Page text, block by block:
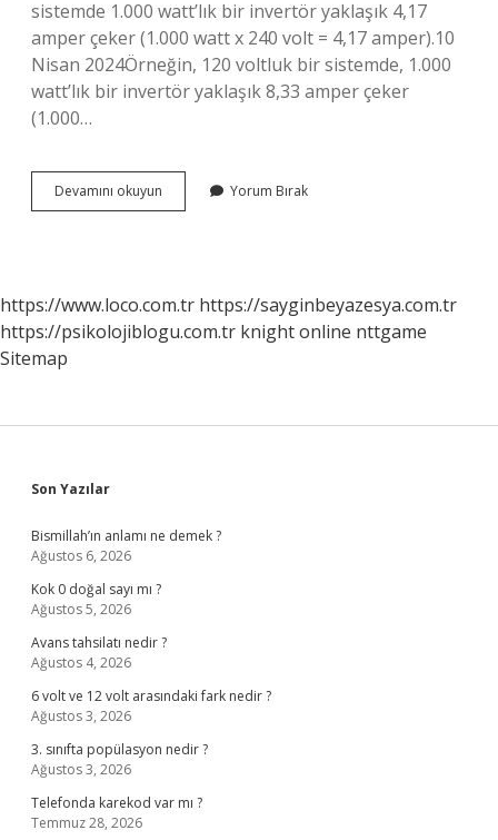
sistemde 1.000 watt’lık bir invertör yaklaşık 4,17
amper çeker (1.000 watt x 240 volt = 4,17 amper).10
Nisan 2024Örneğin, 120 voltluk bir sistemde, 1.000
watt’lık bir invertör yaklaşık 8,33 amper çeker
(1.000…
Devamını okuyun
Watt
Yorum Bırak
https://www.loco.com.tr https://sayginbeyazesya.com.tr
https://psikolojiblogu.com.tr knight online nttgame
Sitemap
Sidebar
Son Yazılar
Bismillah’ın anlamı ne demek ?
Ağustos 6, 2026
Kok 0 doğal sayı mı ?
Ağustos 5, 2026
Avans tahsilatı nedir ?
Ağustos 4, 2026
6 volt ve 12 volt arasındaki fark nedir ?
Ağustos 3, 2026
3. sınıfta popülasyon nedir ?
Ağustos 3, 2026
Telefonda karekod var mı ?
Temmuz 28, 2026